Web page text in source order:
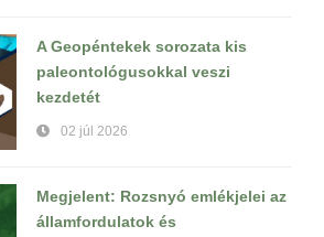
A Geopéntekek sorozata kis
paleontológusokkal veszi
kezdetét
02 júl 2026
Megjelent: Rozsnyó emlékjelei az
államfordulatok és